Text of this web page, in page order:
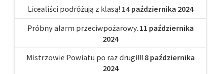
Licealiści podróżują z klasą! 14 października 2024
Próbny alarm przeciwpożarowy. 11 października
2024
Mistrzowie Powiatu po raz drugi!!! 8 października
2024